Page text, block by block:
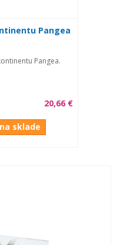
Pangea
Pangea.
20,66 €
sklade